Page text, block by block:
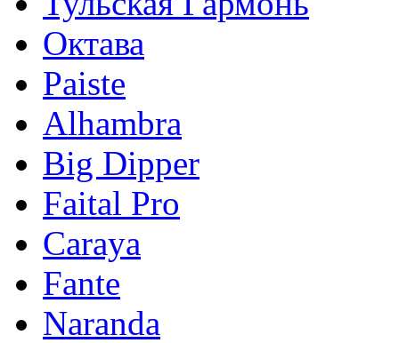
Октава
Paiste
Alhambra
Big Dipper
Faital Pro
Caraya
Fante
Naranda